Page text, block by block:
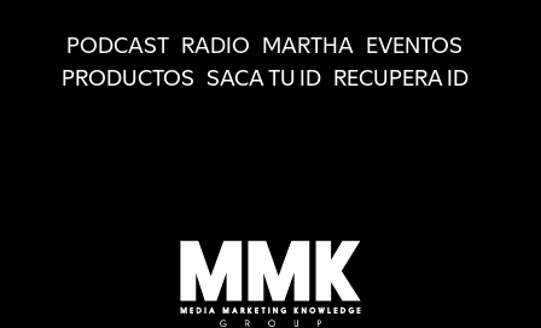
PODCAST RADIO MARTHA EVENTOS
PRODUCTOS SACA TU ID RECUPERA ID